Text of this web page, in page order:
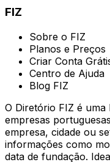
FIZ
Sobre o FIZ
Planos e Preços
Criar Conta
Centro de Ajuda
Blog FIZ
O Diretório FIZ é uma
empresas
empresa, cidade ou
informações como
data de fundação.